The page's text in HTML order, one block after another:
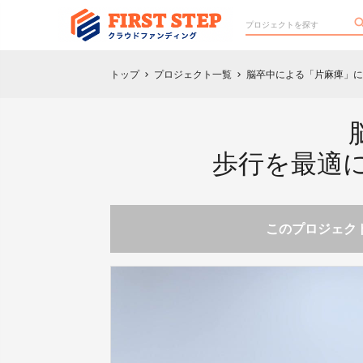
トップ chevron_right プロジェクト一覧 chevron_right 脳卒中による「片麻痺」
歩行を最適
このプロジェク